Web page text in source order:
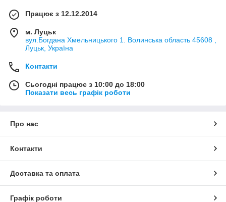
Працює з 12.12.2014
м. Луцьк
вул.Богдана Хмельницького 1. Волинська область 45608 ,
Луцьк, Україна
Контакти
Сьогодні працює з 10:00 до 18:00
Показати весь графік роботи
Про нас
Контакти
Доставка та оплата
Графік роботи